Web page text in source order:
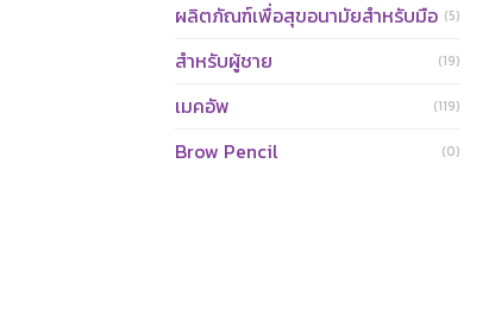
ผลิตภัณฑ์เพื่อสุขอนามัยสำหรับมือ (5)
สำหรับผู้ชาย (19)
เมคอัพ (119)
Brow Pencil (0)